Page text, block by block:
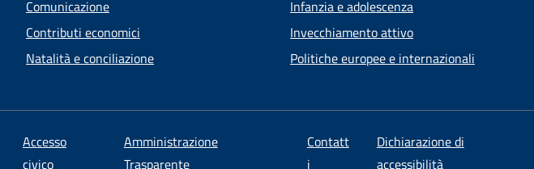
Comunicazione
Contributi economici
Natalità e conciliazione
Infanzia e adolescenza
Invecchiamento attivo
Politiche europee e internazionali
Accesso
civico
Amministrazione
Trasparente
Contatt
i
Dichiarazione di
accessibilità